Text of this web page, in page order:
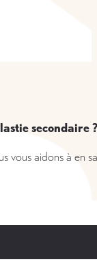
secondaire ?
vous aidons à en